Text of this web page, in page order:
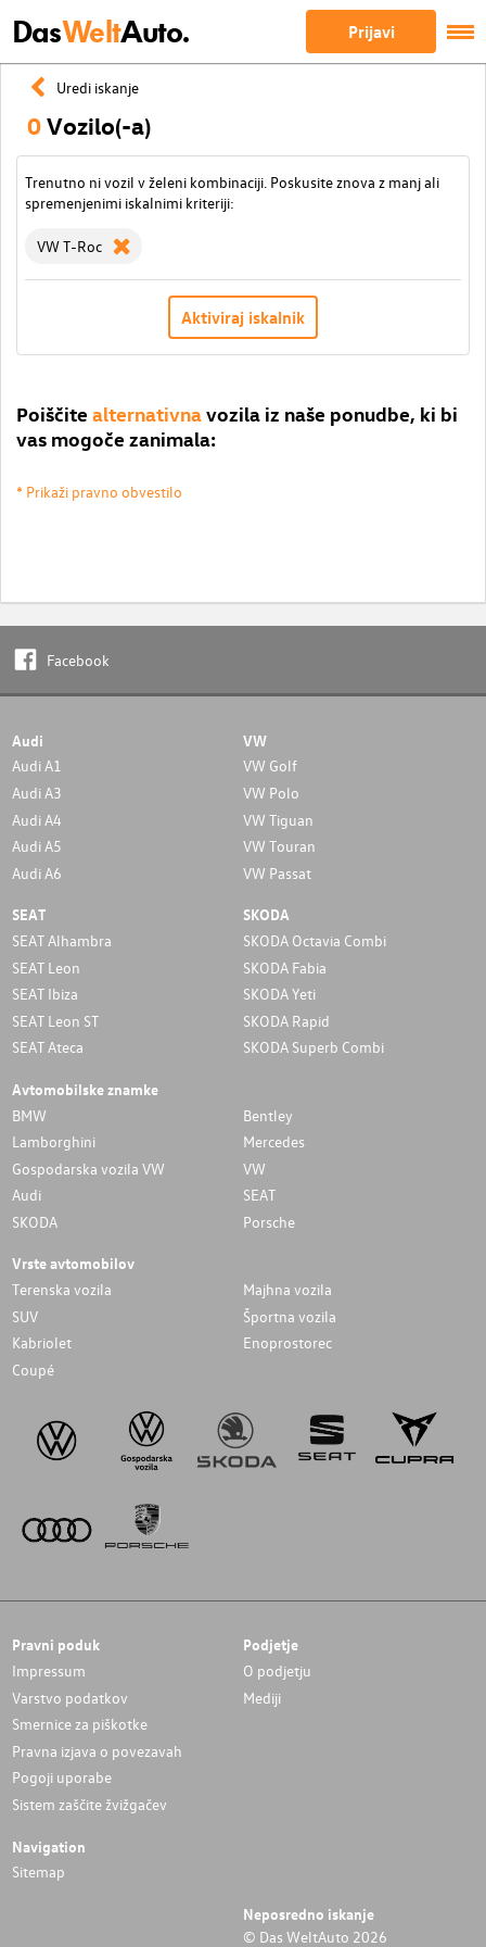
DasWeltAuto. Prijavi
Uredi iskanje
0Vozilo(-a)
Trenutno ni vozil v želeni kombinaciji. Poskusite znova z manj ali
spremenjenimi iskalnimi kriteriji:
VW T-Roc
Aktiviraj iskalnik
Poiščite alternativnavozila iz naše ponudbe, ki bi
vas mogoče zanimala:
* Prikaži pravno obvestilo
Facebook
Audi
Audi A1
Audi A3
Audi A4
Audi A5
Audi A6
VW
VW Golf
VW Polo
VW Tiguan
VW Touran
VW Passat
SEAT
SEAT Alhambra
SEAT Leon
SEAT Ibiza
SEAT Leon ST
SEAT Ateca
SKODA
SKODA Octavia Combi
SKODA Fabia
SKODA Yeti
SKODA Rapid
SKODA Superb Combi
Avtomobilske znamke
BMW
Bentley
Lamborghini
Mercedes
Gospodarska vozila VW
VW
Audi
SEAT
SKODA
Porsche
Vrste avtomobilov
Terenska vozila
Majhna vozila
SUV
Športna vozila
Kabriolet
Enoprostorec
Coupé
Pravni poduk
Impressum
Varstvo podatkov
Smernice za piškotke
Pravna izjava o povezavah
Pogoji uporabe
Sistem zaščite žvižgačev
Podjetje
O podjetju
Mediji
Navigation
Sitemap
Neposredno iskanje
© Das WeltAuto 2026